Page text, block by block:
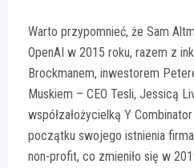
Warto przypomnieć, że Sam
OpenAI w 2015 roku, razem z
Brockmanem, inwestorem
Muskiem – CEO Tesli, Jessicą
współzałożycielką Y
początku swojego istnienia
non-profit, co zmieniło się w